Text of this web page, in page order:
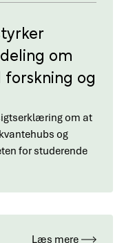
om
og
om at
og
for studerende
Læs mere